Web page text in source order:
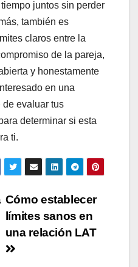
juntos sin perder
también es
claros entre la
de la pareja,
y honestamente
en una
de evaluar tus
determinar si esta
ti.
Cómo establecer
límites sanos en
una relación LAT